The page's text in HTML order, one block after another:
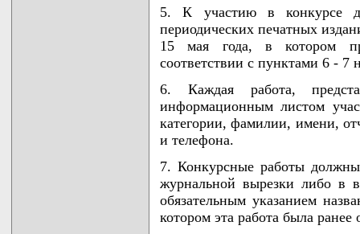
5. К участию в конкурсе
периодических печатных
15 мая года, в котором
соответствии с пунктами 6 - 7
6. Каждая работа,
информационным листом
категории, фамилии, имени,
и телефона.
7. Конкурсные работы
журнальной вырезки либо в
обязательным указанием
котором эта работа была